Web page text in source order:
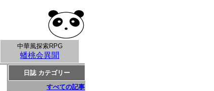
中華風探索RPG
蟠桃会異聞
日誌 カテゴリー
すべての記事